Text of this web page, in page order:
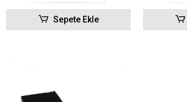
Sepete Ekle